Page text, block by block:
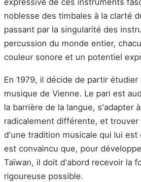
expressive de ces instruments
noblesse des timbales à la clarté
passant par la singularité des
percussion du monde entier,
couleur sonore et un potentiel
En 1979, il décide de partir étudier
musique de Vienne. Le pari est
la barrière de la langue, s'adapter
radicalement différente, et trouver
d'une tradition musicale qui lui est
est convaincu que, pour
Taïwan, il doit d'abord recevoir la
rigoureuse possible.